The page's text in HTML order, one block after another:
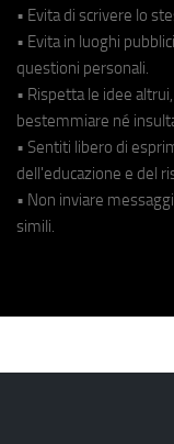
• Evita di scrivere lo
• Evita in luoghi
questioni personali.
• Rispetta le idee
bestemmiare né
• Sentiti libero di
dell'educazione e del
• Non inviare
simili.